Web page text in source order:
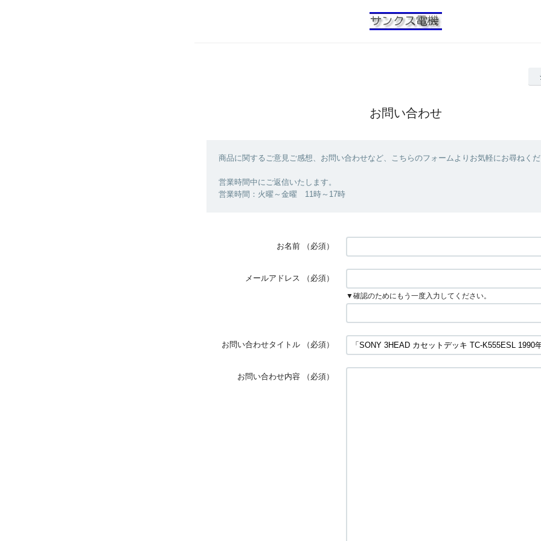
お問い合わせ
商品に関するご意見ご感想、お問い合わせなど、こちらのフォームよりお気軽にお尋ねくだ
営業時間中にご返信いたします。
営業時間：火曜～金曜 11時～17時
お名前 （必須）
メールアドレス （必須）
▼確認のためにもう一度入力してください。
お問い合わせタイトル （必須）
お問い合わせ内容 （必須）